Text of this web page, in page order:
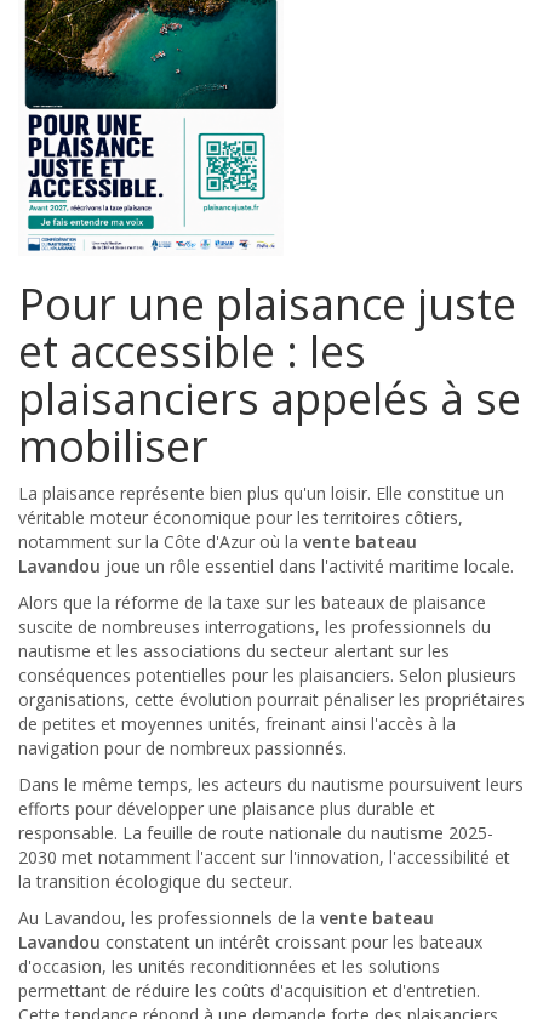
Pour une plaisance juste
et accessible : les
plaisanciers appelés à se
mobiliser
La plaisance représente bien plus qu'un loisir. Elle constitue un
véritable moteur économique pour les territoires côtiers,
notamment sur la Côte d'Azur où la vente bateau
Lavandou joue un rôle essentiel dans l'activité maritime locale.
Alors que la réforme de la taxe sur les bateaux de plaisance
suscite de nombreuses interrogations, les professionnels du
nautisme et les associations du secteur alertant sur les
conséquences potentielles pour les plaisanciers. Selon plusieurs
organisations, cette évolution pourrait pénaliser les propriétaires
de petites et moyennes unités, freinant ainsi l'accès à la
navigation pour de nombreux passionnés.
Dans le même temps, les acteurs du nautisme poursuivent leurs
efforts pour développer une plaisance plus durable et
responsable. La feuille de route nationale du nautisme 2025-
2030 met notamment l'accent sur l'innovation, l'accessibilité et
la transition écologique du secteur.
Au Lavandou, les professionnels de la vente bateau
Lavandou constatent un intérêt croissant pour les bateaux
d'occasion, les unités reconditionnées et les solutions
permettant de réduire les coûts d'acquisition et d'entretien.